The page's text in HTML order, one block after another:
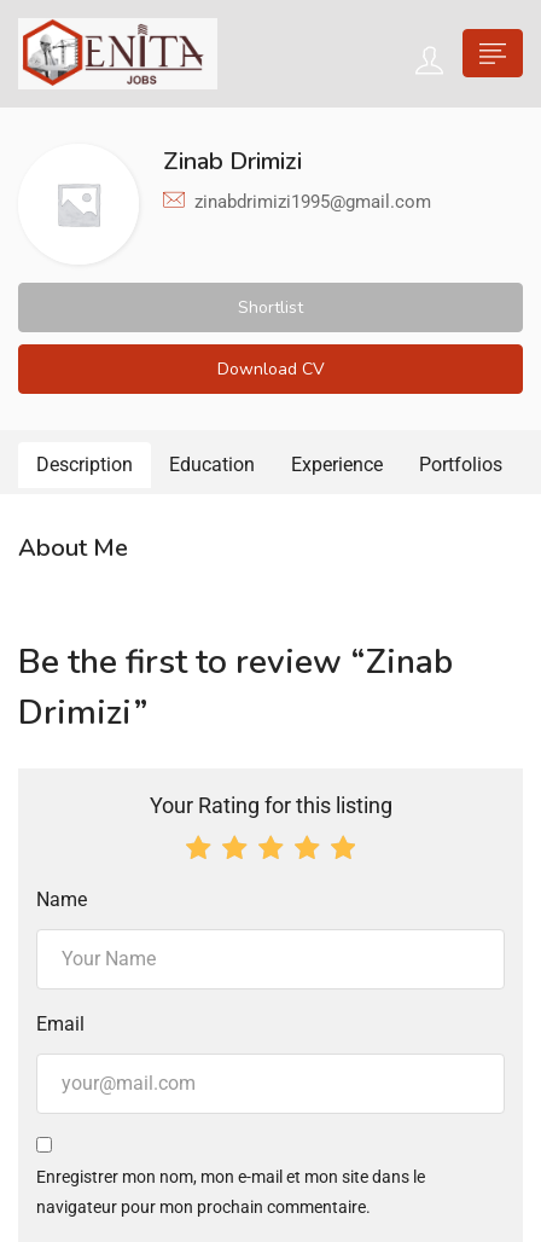
Zinab Drimizi
zinabdrimizi1995@gmail.com
Shortlist
Download CV
Description Education Experience Portfolios
About Me
Be the first to review “Zinab
Drimizi”
Your Rating for this listing
Name
Email
Enregistrer mon nom, mon e-mail et mon site dans le
navigateur pour mon prochain commentaire.